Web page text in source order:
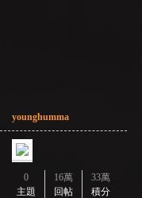
younghumma
0
主題
16萬
回帖
33萬
積分